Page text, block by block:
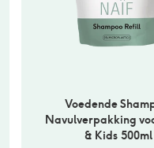
Voedende
Navulverpakking
& Kids 500ml